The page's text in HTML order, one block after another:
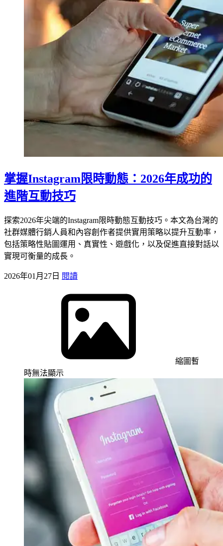
掌握Instagram限時動態：2026年成功的
進階互動技巧
探索2026年尖端的Instagram限時動態互動技巧。本文為台灣的
社群媒體行銷人員和內容創作者提供實用策略以提升互動率，
包括策略性貼圖運用、真實性、遊戲化，以及促進直接對話以
實現可衡量的成長。
2026年01月27日 閱讀
縮圖暫
時無法顯示